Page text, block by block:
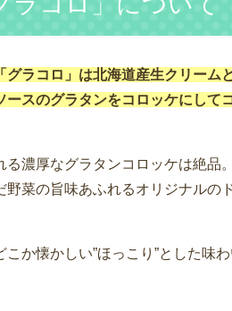
グラコロ」は北海道産生クリーム
スのグラタンをコロッケにして
濃厚なグラタンコロッケは絶品
野菜の旨味あふれるオリジナルの
か懐かしい”ほっこり”とした味